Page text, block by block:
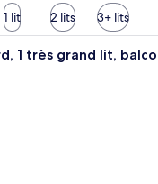
1 lit 2 lits 3+ lits
Une chambre
1 très grand lit,